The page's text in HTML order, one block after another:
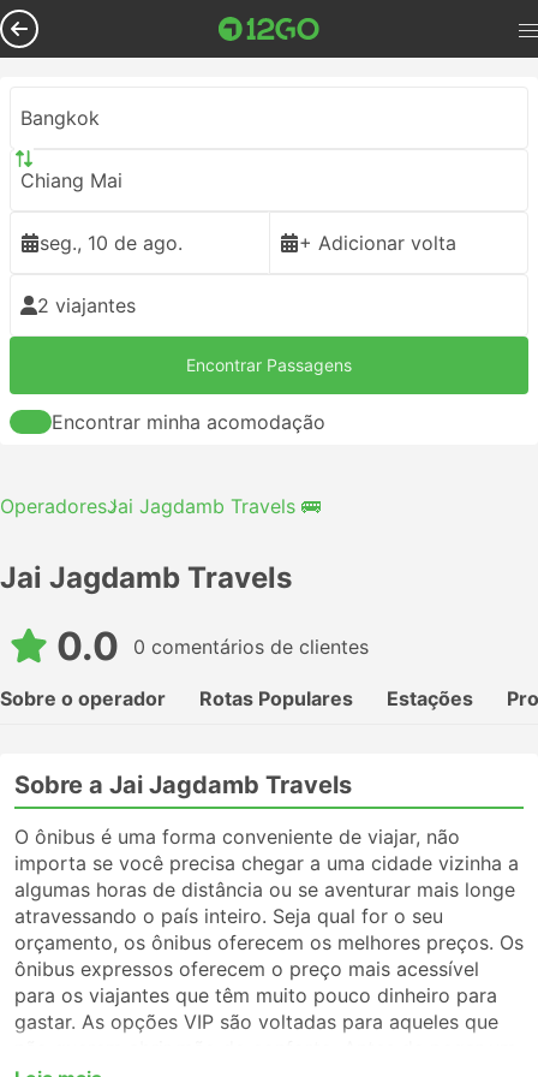
Bangkok
Chiang Mai
seg., 10 de ago. + Adicionar volta
2 viajantes
Encontrar Passagens
Encontrar minha acomodação
OperadoresJai Jagdamb Travels 🚌
Jai Jagdamb Travels
0.0 0 comentários de clientes
Sobre o operador Rotas Populares Estações
Sobre a Jai Jagdamb Travels
O ônibus é uma forma conveniente de viajar, não
importa se você precisa chegar a uma cidade vizinha a
algumas horas de distância ou se aventurar mais longe
atravessando o país inteiro. Seja qual for o seu
orçamento, os ônibus oferecem os melhores preços. Os
ônibus expressos oferecem o preço mais acessível
para os viajantes que têm muito pouco dinheiro para
gastar. As opções VIP são voltadas para aqueles que